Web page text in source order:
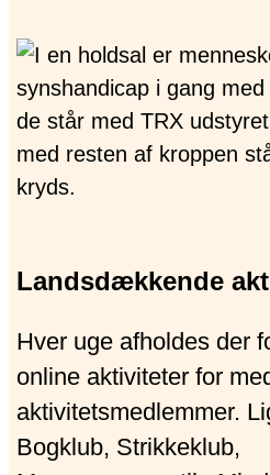
Landsdækkende
Hver uge afholdes der
online aktiviteter for
aktivitetsmedlemmer.
Bogklub, Strikkeklub,